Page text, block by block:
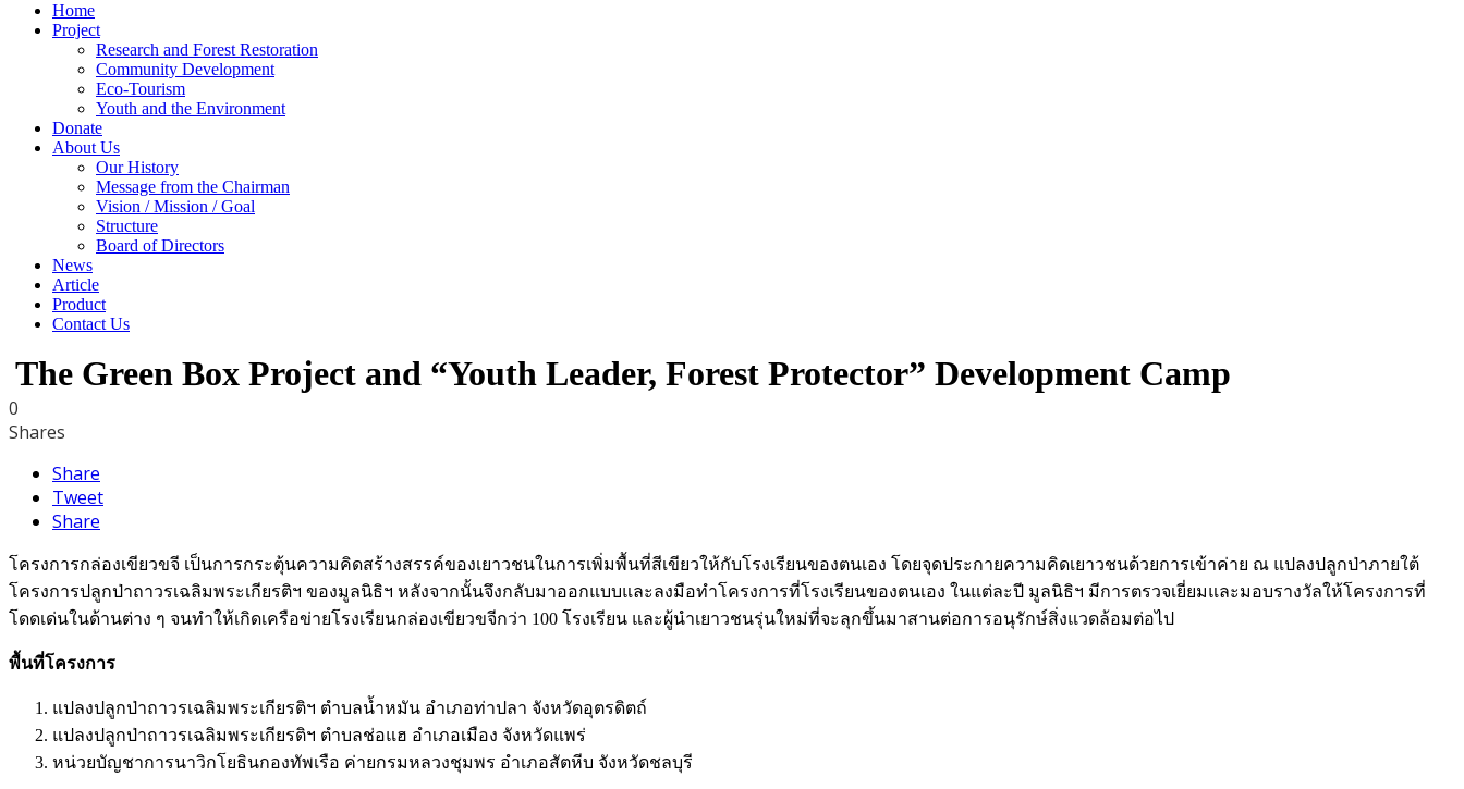
Home
Project
Research and Forest Restoration
Community Development
Eco-Tourism
Youth and the Environment
Donate
About Us
Our History
Message from the Chairman
Vision / Mission / Goal
Structure
Board of Directors
News
Article
Product
Contact Us
The Green Box Project and “Youth Leader, Forest Protector” Development Camp
0
Shares
Share
Tweet
Share
โครงการกล่องเขียวขจี เป็นการกระตุ้นความคิดสร้างสรรค์ของเยาวชนในการเพิ่มพื้นที่สีเขียวให้กับโรงเรียนของตนเอง โดยจุดประกายความคิดเยาวชนด้วยการเข้าค่าย ณ แปลงปลูกป่าภายใต้
โครงการปลูกป่าถาวรเฉลิมพระเกียรติฯ ของมูลนิธิฯ หลังจากนั้นจึงกลับมาออกแบบและลงมือทำโครงการที่โรงเรียนของตนเอง ในแต่ละปี มูลนิธิฯ มีการตรวจเยี่ยมและมอบรางวัลให้โครงการที่
โดดเด่นในด้านต่าง ๆ จนทำให้เกิดเครือข่ายโรงเรียนกล่องเขียวขจีกว่า 100 โรงเรียน และผู้นำเยาวชนรุ่นใหม่ที่จะลุกขึ้นมาสานต่อการอนุรักษ์สิ่งแวดล้อมต่อไป
พื้นที่โครงการ
แปลงปลูกป่าถาวรเฉลิมพระเกียรติฯ ตำบลน้ำหมัน อำเภอท่าปลา จังหวัดอุตรดิตถ์
แปลงปลูกป่าถาวรเฉลิมพระเกียรติฯ ตำบลช่อแฮ อำเภอเมือง จังหวัดแพร่
หน่วยบัญชาการนาวิกโยธินกองทัพเรือ ค่ายกรมหลวงชุมพร อำเภอสัตหีบ จังหวัดชลบุรี